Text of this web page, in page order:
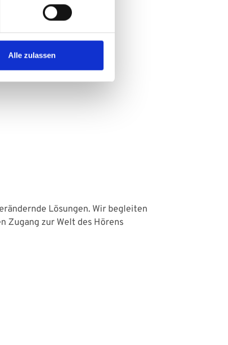
Alle zulassen
Lösungen. Wir begleiten
Zugang zur Welt des Hörens